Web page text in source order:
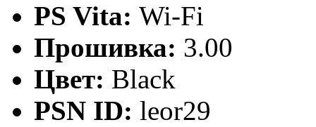
PS Vita: Wi-Fi
Прошивка: 3.00
Цвет: Black
PSN ID: leor29